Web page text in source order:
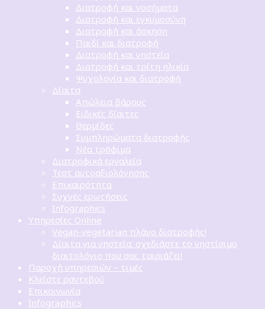
Διατροφή και νοσήματα
Διατροφή και εγκυμοσύνη
Διατροφή και άσκηση
Παιδί και διατροφή
Διατροφή και νηστεία
Διατροφή και τρίτη ηλικία
Ψυχολογία και διατροφή
Δίαιτα
Απώλεια βάρους
Ειδικές δίαιτες
Θερμίδες
Συμπληρώματα διατροφής
Νέα τρόφιμα
Διατροφικά εργαλεία
Τεστ αυτοαξιολόγησης
Επικαιρότητα
Συχνές ερωτήσεις
Infographics
Υπηρεσίες Online
Vegan-vegetarian πλάνο διατροφής!
Δίαιτα για νηστεία: σχεδιάστε το νηστίσιμο
διαιτολόγιο που σας ταιριάζει!
Παροχή υπηρεσιών – τιμές
Κλείστε ραντεβού
Επικοινωνία
Infographics